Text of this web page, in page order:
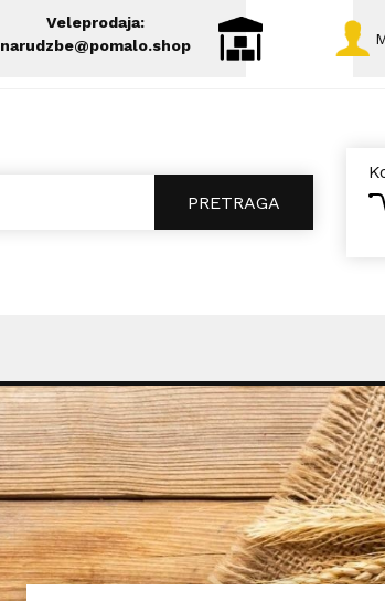
Veleprodaja:
narudzbe@pomalo.shop
PRETRAGA